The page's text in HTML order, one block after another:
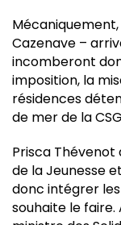
Cazenave –
incomberont
imposition, la
résidences
de mer de la
Prisca
de la Jeunesse
donc intégrer les
souhaite le